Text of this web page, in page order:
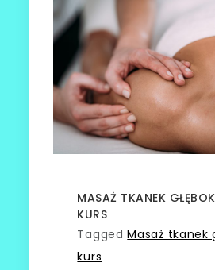
MASAŻ TKANEK
KURS
TaggedMasaż tkanek
kurs